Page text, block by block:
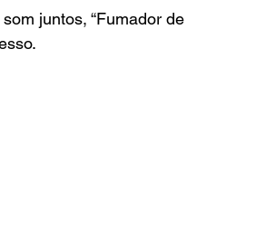
juntos, “Fumador de